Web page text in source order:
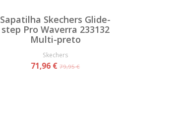
Sapatilha Skechers Glide-
step Pro Waverra 233132
Multi-preto
Skechers
71,96 €79,95 €